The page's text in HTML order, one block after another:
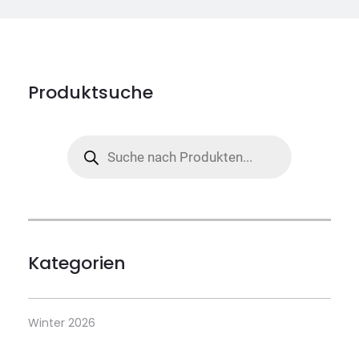
Produktsuche
search
Kategorien
Winter 2026